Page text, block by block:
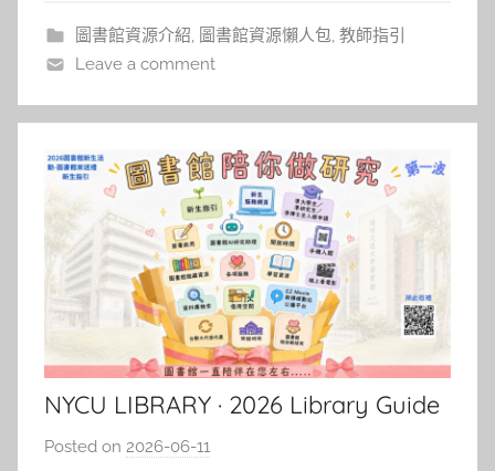
歷程是
圖書館資源介紹, 圖書館資源懶人包, 教師指引
Leave a comment
NYCU LIBRARY · 2026 Library Guide
for New International Students
Posted on 2026-06-11